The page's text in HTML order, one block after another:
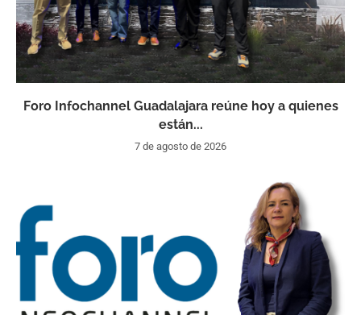
Foro Infochannel Guadalajara reúne hoy a quienes
están...
7 de agosto de 2026